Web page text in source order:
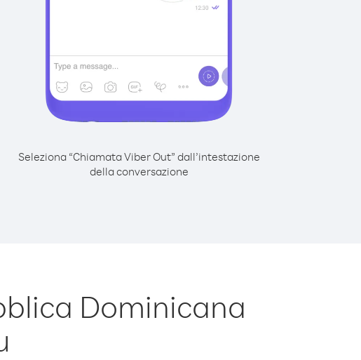
Seleziona “Chiamata Viber Out” dall’intestazione
della conversazione
Dominicana